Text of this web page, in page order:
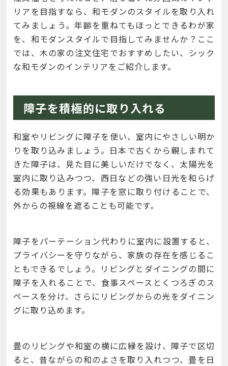
リアを目指すなら、和モダンのスタイルを取り入れ
てみましょう。年齢を重ねてもほっとできるわが家
を、和モダンスタイルで目指してみませんか？ここ
では、木の家の注文住宅でおすすめしたい、シック
な和モダンのインテリアをご紹介します。
障子を積極的に取り入れる
和室やリビングに障子を使い、室内にやさしい明か
りを取り込みましょう。日本で古くから親しまれて
きた障子は、見た目に美しいだけでなく、太陽光を
室内に取り込みつつ、西日などの強い日光を和らげ
る効果もあります。障子を窓に取り付けることで、
外からの視線を遮ることも可能です。
障子をパーテーション代わりに室内に設置すると、
プライバシーを守りながら、家族の存在を感じるこ
ともできるでしょう。リビングとダイニングの間に
障子を入れることで、食事スペースとくつろぎのス
ペースを分け、さらにリビングからの光をダイニン
グに取り込めます。
畳のリビングや和室の横に広縁を設け、障子で区切
ると、昔ながらの和のよさを取り入れつつ、畳を日